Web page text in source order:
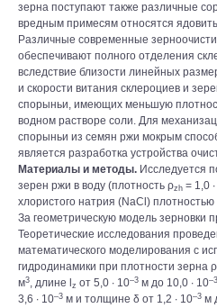
зерна поступают также различные
вредным примесям относятся
Различные современные
обеспечивают полного отделения
вследствие близости линейных
и скорости витания склероциев и
спорыньи, имеющих меньшую
водном растворе соли. Для
спорыньи из семян ржи мокрым
является разработка устройства
Материалы и методы. Исследуется
зерен ржи в воду (плотность ρzh = 1,0
хлористого натрия (NaCl) плотностью
За геометрическую модель зерновки
Теоретические исследования
математического моделирования с
гидродинамики при плотности зерна ρ
м3, длине l z от 5,0 ∙ 10–3 м до 10,0 ∙ 10–3
3,6 ∙ 10–3 м и толщине δ от 1,2 ∙ 10–3 м